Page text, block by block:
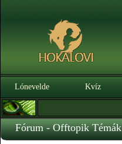
Lónevelde Kvíz
Fórum - Offtopik Témák